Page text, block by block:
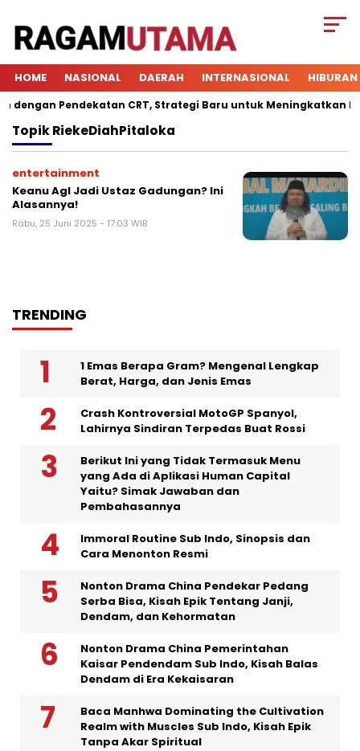
HOME NASIONAL DAERAH INTERNASIONAL HIBURAN
Pendekatan CRT, Strategi Baru untuk Meningkatkan
TopikRiekeDiahPitaloka
entertainment
Keanu Agl Jadi Ustaz Gadungan? Ini
Alasannya!
Rabu, 25 Juni 2025 - 17:03 WIB
TRENDING
1 Emas Berapa Gram? Mengenal Lengkap
Berat, Harga, dan Jenis Emas
Crash Kontroversial MotoGP Spanyol,
Lahirnya Sindiran Terpedas Buat Rossi
Berikut Ini yang Tidak Termasuk Menu
yang Ada di Aplikasi Human Capital
Yaitu? Simak Jawaban dan
Pembahasannya
Immoral Routine Sub Indo, Sinopsis dan
Cara Menonton Resmi
Nonton Drama China Pendekar Pedang
Serba Bisa, Kisah Epik Tentang Janji,
Dendam, dan Kehormatan
Nonton Drama China Pemerintahan
Kaisar Pendendam Sub Indo, Kisah Balas
Dendam di Era Kekaisaran
Baca Manhwa Dominating the Cultivation
Realm with Muscles Sub Indo, Kisah Epik
Tanpa Akar Spiritual